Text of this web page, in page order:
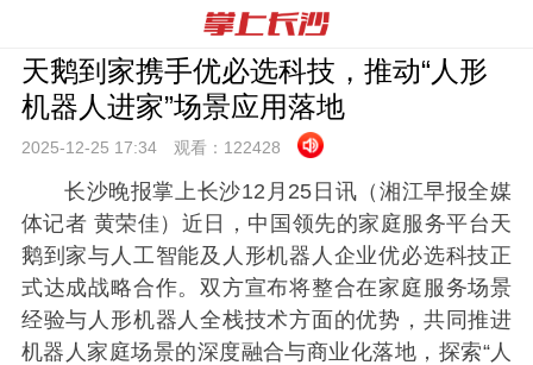
天鹅到家携手优必选科技，推动“人形
机器人进家”场景应用落地
2025-12-25 17:34 观看： 122428
长沙晚报掌上长沙12月25日讯（湘江早报全媒
体记者 黄荣佳）近日，中国领先的家庭服务平台天
鹅到家与人工智能及人形机器人企业优必选科技正
式达成战略合作。双方宣布将整合在家庭服务场景
经验与人形机器人全栈技术方面的优势，共同推进
机器人家庭场景的深度融合与商业化落地，探索“人